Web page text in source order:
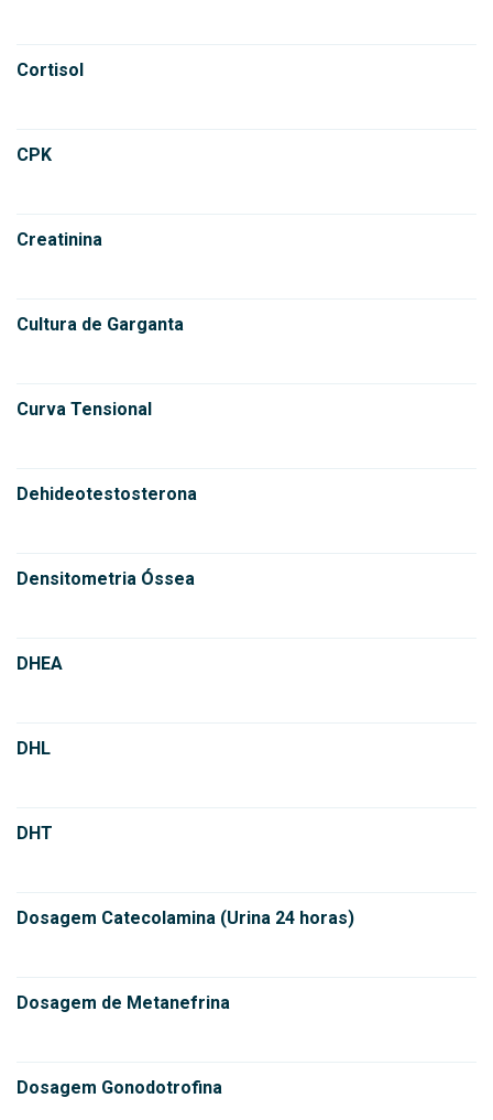
Cortisol
CPK
Creatinina
Cultura de Garganta
Curva Tensional
Dehideotestosterona
Densitometria Óssea
DHEA
DHL
DHT
Dosagem Catecolamina (Urina 24 horas)
Dosagem de Metanefrina
Dosagem Gonodotrofina